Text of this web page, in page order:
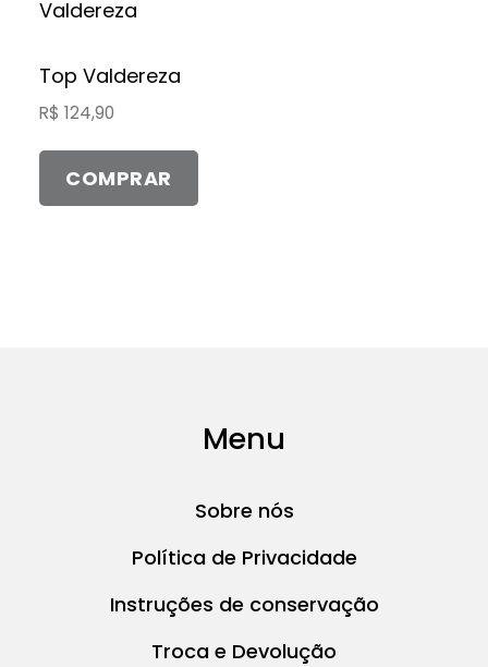
Top Valdereza
R$ 124,90
COMPRAR
produto
várias
variantes.
As
opções
podem
ser
Menu
Sobre nós
Política de Privacidade
Instruções de conservação
Troca e Devolução